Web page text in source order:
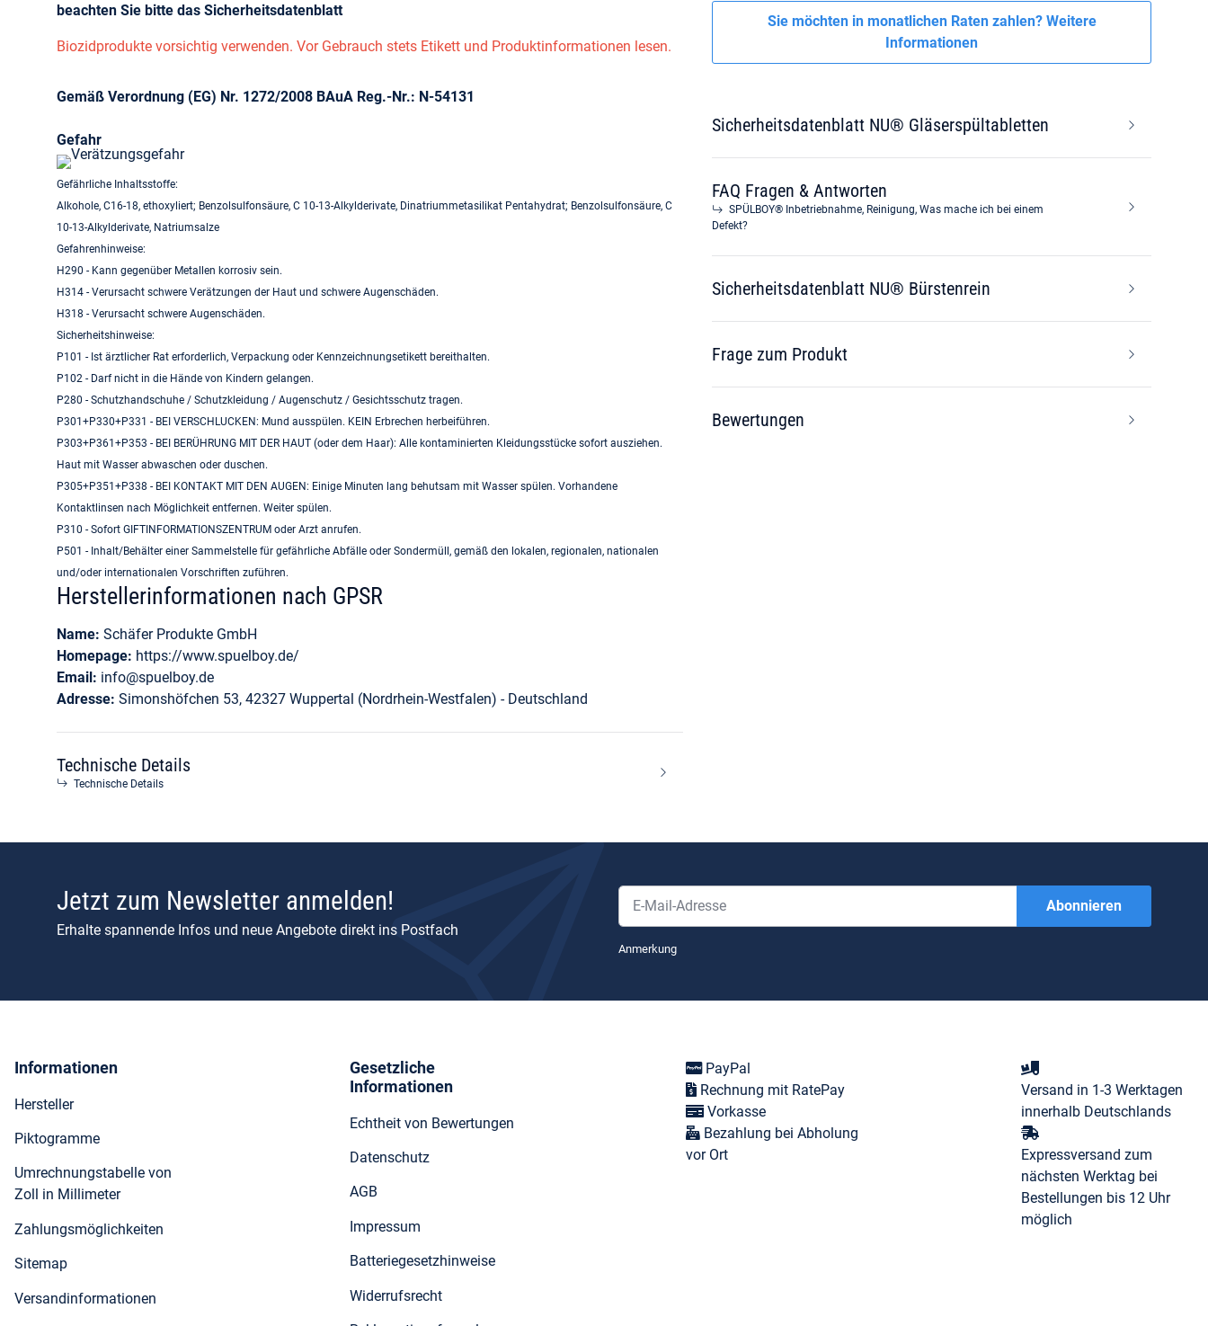
Sie möchten in monatlichen Raten zahlen? Weitere
Informationen
Sicherheitsdatenblatt NU® Gläserspültabletten
FAQ Fragen & Antworten
SPÜLBOY® Inbetriebnahme, Reinigung, Was mache ich bei einem
Defekt?
Sicherheitsdatenblatt NU® Bürstenrein
Frage zum Produkt
Bewertungen
beachten Sie bitte das Sicherheitsdatenblatt
Biozidprodukte vorsichtig verwenden. Vor Gebrauch stets Etikett und Produktinformationen lesen.
Gemäß Verordnung (EG) Nr. 1272/2008 BAuA Reg.-Nr.: N-54131
Gefahr
Gefährliche Inhaltsstoffe:
Alkohole, C16-18, ethoxyliert; Benzolsulfonsäure, C 10-13-Alkylderivate, Dinatriummetasilikat Pentahydrat; Benzolsulfonsäure, C
10-13-Alkylderivate, Natriumsalze
Gefahrenhinweise:
H290 - Kann gegenüber Metallen korrosiv sein.
H314 - Verursacht schwere Verätzungen der Haut und schwere Augenschäden.
H318 - Verursacht schwere Augenschäden.
Sicherheitshinweise:
P101 - Ist ärztlicher Rat erforderlich, Verpackung oder Kennzeichnungsetikett bereithalten.
P102 - Darf nicht in die Hände von Kindern gelangen.
P280 - Schutzhandschuhe / Schutzkleidung / Augenschutz / Gesichtsschutz tragen.
P301+P330+P331 - BEI VERSCHLUCKEN: Mund ausspülen. KEIN Erbrechen herbeiführen.
P303+P361+P353 - BEI BERÜHRUNG MIT DER HAUT (oder dem Haar): Alle kontaminierten Kleidungsstücke sofort ausziehen.
Haut mit Wasser abwaschen oder duschen.
P305+P351+P338 - BEI KONTAKT MIT DEN AUGEN: Einige Minuten lang behutsam mit Wasser spülen. Vorhandene
Kontaktlinsen nach Möglichkeit entfernen. Weiter spülen.
P310 - Sofort GIFTINFORMATIONSZENTRUM oder Arzt anrufen.
P501 - Inhalt/Behälter einer Sammelstelle für gefährliche Abfälle oder Sondermüll, gemäß den lokalen, regionalen, nationalen
und/oder internationalen Vorschriften zuführen.
Herstellerinformationen nach GPSR
Name: Schäfer Produkte GmbH
Homepage: https://www.spuelboy.de/
Email: info@spuelboy.de
Adresse: Simonshöfchen 53, 42327 Wuppertal (Nordrhein-Westfalen) - Deutschland
Technische Details
Technische Details
Jetzt zum Newsletter anmelden!
Erhalte spannende Infos und neue Angebote direkt ins Postfach
Abonnieren
Anmerkung
Informationen
Hersteller
Piktogramme
Umrechnungstabelle von
Zoll in Millimeter
Zahlungsmöglichkeiten
Sitemap
Versandinformationen
Gesetzliche
Informationen
Echtheit von Bewertungen
Datenschutz
AGB
Impressum
Batteriegesetzhinweise
Widerrufsrecht
PayPal
Rechnung mit RatePay
Vorkasse
Bezahlung bei Abholung
vor Ort
Versand in 1-3 Werktagen
innerhalb Deutschlands
Expressversand zum
nächsten Werktag bei
Bestellungen bis 12 Uhr
möglich